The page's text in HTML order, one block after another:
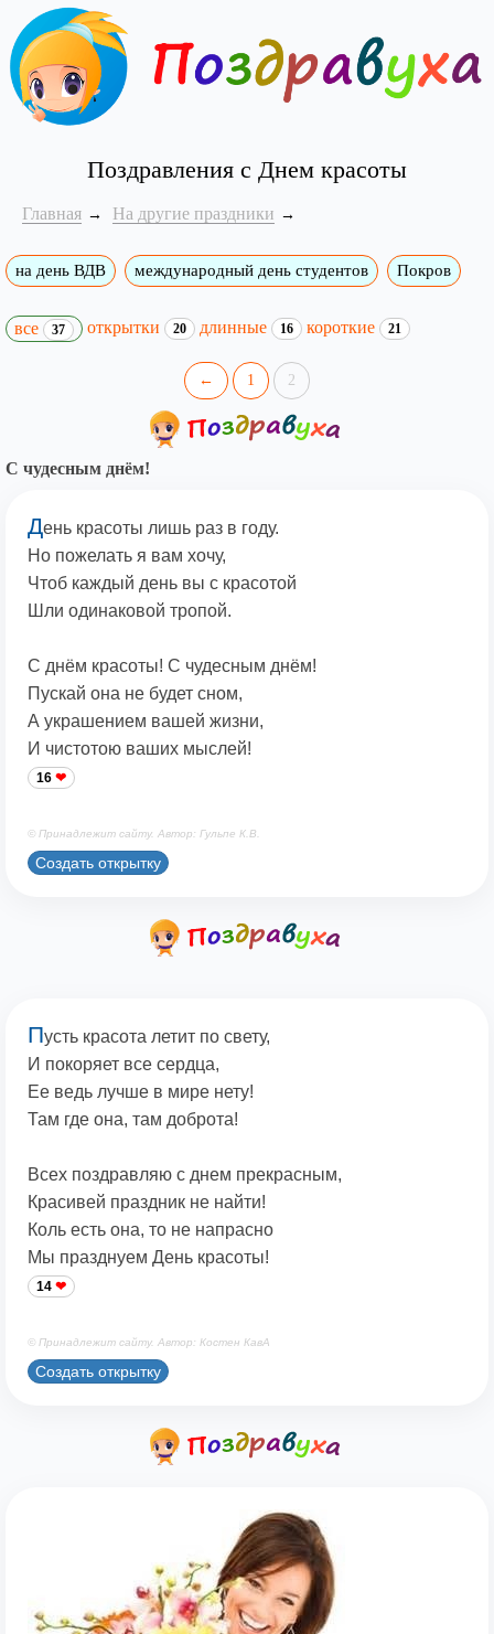
Поздравления с Днем красоты
Главная На другие праздники
на день ВДВ международный день студентов Покров
все 37 открытки 20 длинные 16 короткие 21
← 1 2
С чудесным днём!
День красоты лишь раз в году.
Но пожелать я вам хочу,
Чтоб каждый день вы с красотой
Шли одинаковой тропой.
С днём красоты! С чудесным днём!
Пускай она не будет сном,
А украшением вашей жизни,
И чистотою ваших мыслей!
16
© Принадлежит сайту. Автор: Гульпе К.В.
Создать открытку
Пусть красота летит по свету,
И покоряет все сердца,
Ее ведь лучше в мире нету!
Там где она, там доброта!
Всех поздравляю с днем прекрасным,
Красивей праздник не найти!
Коль есть она, то не напрасно
Мы празднуем День красоты!
14
© Принадлежит сайту. Автор: Костен КавА
Создать открытку